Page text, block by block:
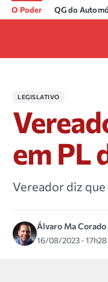
O Poder QG do
LEGISLATIVO
em PL
Vereador diz
Álvaro Ma Corado
16/08/2023 - 17h28